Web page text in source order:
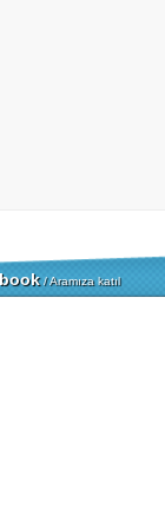
/ Aramıza katıl